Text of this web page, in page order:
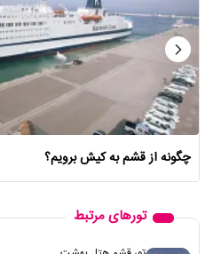
چگونه از قشم به کیش برویم؟
تورهای مرتبط